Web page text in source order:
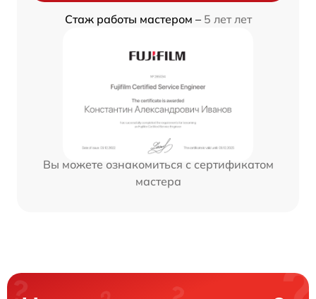
Стаж работы мастером – 5 лет лет
Вы можете ознакомиться с сертификатом
мастера